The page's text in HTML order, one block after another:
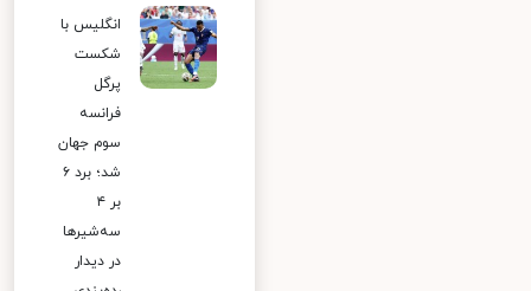
انگلیس با
شکست
پرگل
فرانسه
سوم جهان
شد؛ برد ۶
بر ۴
سه‌شیرها
در دیدار